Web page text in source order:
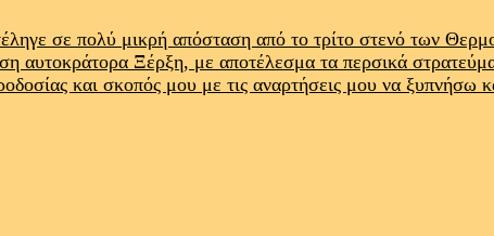
σε πολύ μικρή απόσταση από το τρίτο στενό των
αυτοκράτορα Ξέρξη, με αποτέλεσμα τα περσικά
και σκοπός μου με τις αναρτήσεις μου να ξυπνήσω